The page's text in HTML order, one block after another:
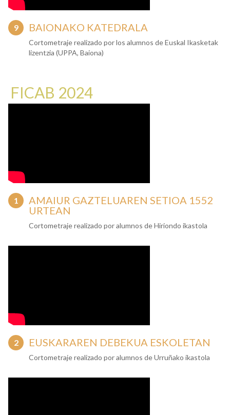
BAIONAKO KATEDRALA
Cortometraje realizado por los alumnos de Euskal Ikasketak
lizentzia (UPPA, Baiona)
FICAB 2024
AMAIUR GAZTELUAREN SETIOA 1552
URTEAN
Cortometraje realizado por alumnos de Hiriondo ikastola
EUSKARAREN DEBEKUA ESKOLETAN
Cortometraje realizado por alumnos de Urruñako ikastola